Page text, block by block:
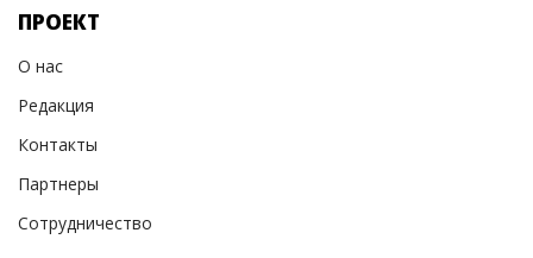
ПРОЕКТ
О нас
Редакция
Контакты
Партнеры
Сотрудничество